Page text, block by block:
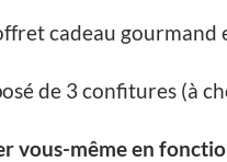
cadeau gourmand
de 3 confitures (à
vous-même en